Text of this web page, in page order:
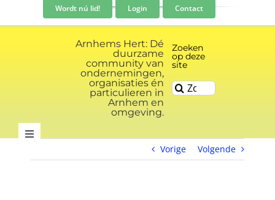
inhoud
Wordt nú lid! Login Contact
Arnhems Hert: Dé
duurzame
community van
ondernemingen,
organisaties én
particulieren in
Arnhem en
omgeving.
Zoeken
op deze
site
Zoeken
naar:
Toggle
Community
Vorige Volgende